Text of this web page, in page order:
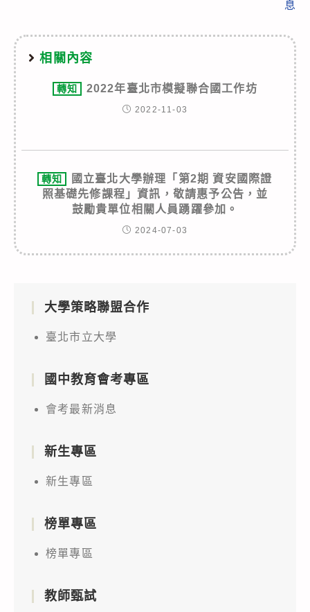
息
相關內容
轉知 2022年臺北市模擬聯合國工作坊
2022-11-03
轉知
國立臺北大學辦理「第2期 資安國際證
照基礎先修課程」資訊，敬請惠予公告，並
鼓勵貴單位相關人員踴躍參加。
2024-07-03
大學策略聯盟合作
臺北市立大學
國中教育會考專區
會考最新消息
新生專區
新生專區
榜單專區
榜單專區
教師甄試